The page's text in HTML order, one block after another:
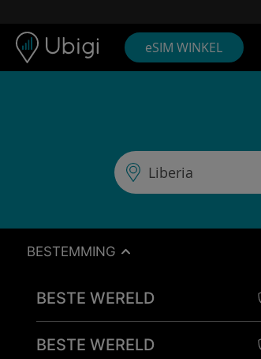
eSIM WINKEL
BESTEMMING
BESTE WERELD
BESTE WERELD